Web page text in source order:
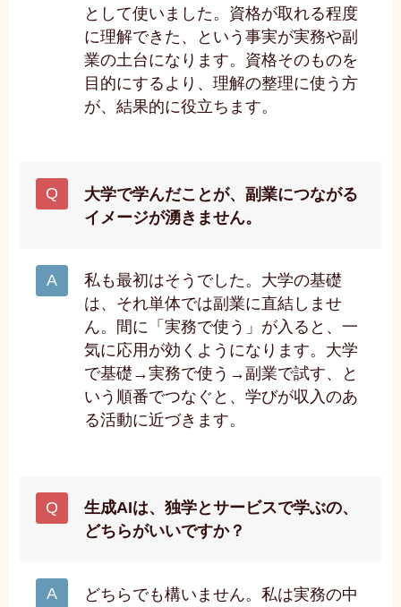
として使いました。資格が取れる程度
に理解できた、という事実が実務や副
業の土台になります。資格そのものを
目的にするより、理解の整理に使う方
が、結果的に役立ちます。
大学で学んだことが、副業につながる
イメージが湧きません。
私も最初はそうでした。大学の基礎
は、それ単体では副業に直結しませ
ん。間に「実務で使う」が入ると、一
気に応用が効くようになります。大学
で基礎→実務で使う→副業で試す、と
いう順番でつなぐと、学びが収入のあ
る活動に近づきます。
生成AIは、独学とサービスで学ぶの、
どちらがいいですか？
どちらでも構いません。私は実務の中